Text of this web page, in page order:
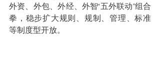
外资、外包、外经、外智“五外联动”组合
拳，稳步扩大规则、规制、管理、标准
等制度型开放。